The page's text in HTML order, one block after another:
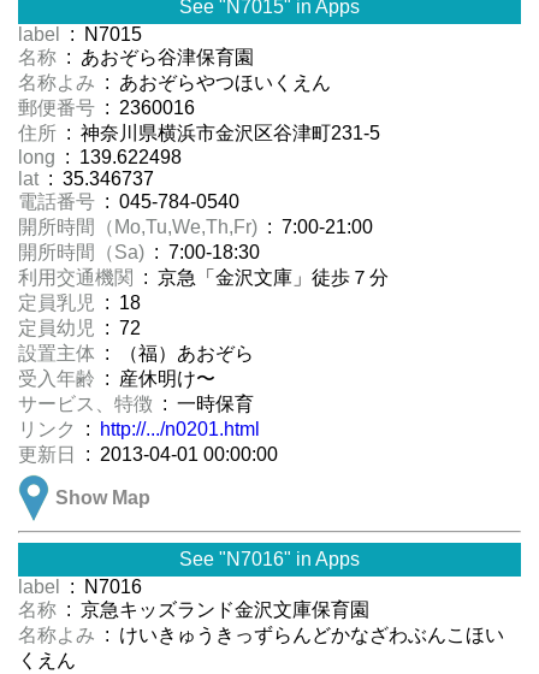
See "N7015" in Apps
label
: N7015
名称 : あおぞら谷津保育園
名称よみ : あおぞらやつほいくえん
郵便番号 : 2360016
住所 : 神奈川県横浜市金沢区谷津町231-5
long : 139.622498
lat : 35.346737
電話番号 : 045-784-0540
開所時間（Mo,Tu,We,Th,Fr) : 7:00-21:00
開所時間（Sa) : 7:00-18:30
利用交通機関
: 京急「金沢文庫」徒歩７分
定員乳児
: 18
定員幼児
: 72
設置主体 : （福）あおぞら
受入年齢 : 産休明け〜
サービス、特徴 : 一時保育
リンク
:
http://.../n0201.html
更新日
: 2013-04-01 00:00:00
Show Map
See "N7016" in Apps
label
: N7016
名称 : 京急キッズランド金沢文庫保育園
名称よみ : けいきゅうきっずらんどかなざわぶんこほい
くえん